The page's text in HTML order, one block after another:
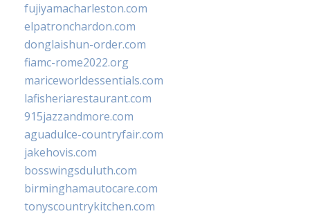
fujiyamacharleston.com
elpatronchardon.com
donglaishun-order.com
fiamc-rome2022.org
mariceworldessentials.com
lafisheriarestaurant.com
915jazzandmore.com
aguadulce-countryfair.com
jakehovis.com
bosswingsduluth.com
birminghamautocare.com
tonyscountrykitchen.com